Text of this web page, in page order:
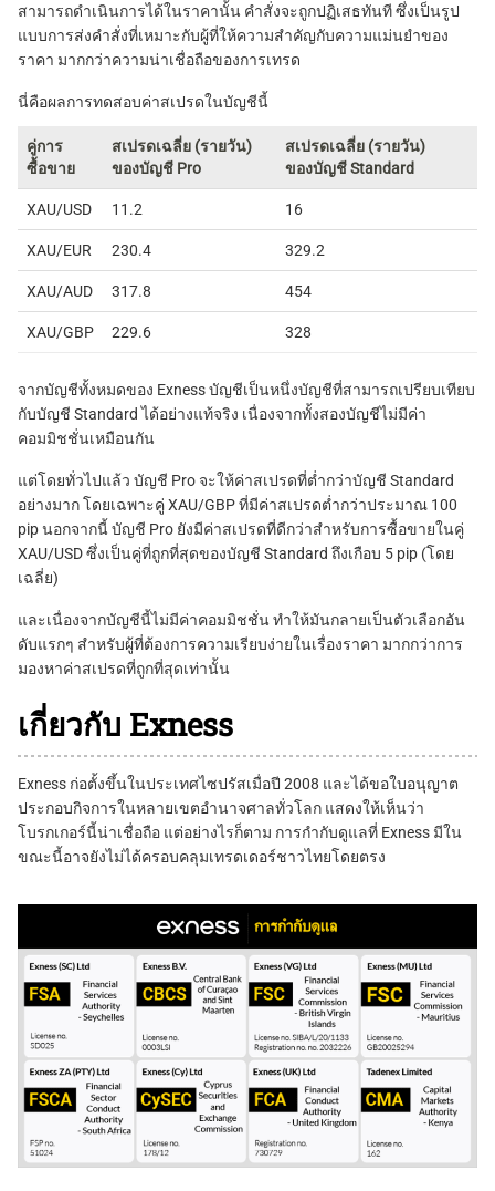
สามารถดำเนินการได้ในราคานั้น คำสั่งจะถูกปฏิเสธทันที ซึ่งเป็นรูป
แบบการส่งคำสั่งที่เหมาะกับผู้ที่ให้ความสำคัญกับความแม่นยำของ
ราคา มากกว่าความน่าเชื่อถือของการเทรด
นี่คือผลการทดสอบค่าสเปรดในบัญชีนี้
คู่การ
ซื้อขาย
สเปรดเฉลี่ย (รายวัน)
ของบัญชี Pro
สเปรดเฉลี่ย (รายวัน)
ของบัญชี Standard
XAU/USD 11.2 16
XAU/EUR 230.4 329.2
XAU/AUD 317.8 454
XAU/GBP 229.6 328
จากบัญชีทั้งหมดของ Exness บัญชีเป็นหนึ่งบัญชีที่สามารถเปรียบเทียบ
กับบัญชี Standard ได้อย่างแท้จริง เนื่องจากทั้งสองบัญชีไม่มีค่า
คอมมิชชั่นเหมือนกัน
แต่โดยทั่วไปแล้ว บัญชี Pro จะให้ค่าสเปรดที่ต่ำกว่าบัญชี Standard
อย่างมาก โดยเฉพาะคู่ XAU/GBP ที่มีค่าสเปรดต่ำกว่าประมาณ 100
pip นอกจากนี้ บัญชี Pro ยังมีค่าสเปรดที่ดีกว่าสำหรับการซื้อขายในคู่
XAU/USD ซึ่งเป็นคู่ที่ถูกที่สุดของบัญชี Standard ถึงเกือบ 5 pip (โดย
เฉลี่ย)
และเนื่องจากบัญชีนี้ไม่มีค่าคอมมิชชั่น ทำให้มันกลายเป็นตัวเลือกอัน
ดับแรกๆ สำหรับผู้ที่ต้องการความเรียบง่ายในเรื่องราคา มากกว่าการ
มองหาค่าสเปรดที่ถูกที่สุดเท่านั้น
เกี่ยวกับ Exness
Exness ก่อตั้งขึ้นในประเทศไซปรัสเมื่อปี 2008 และได้ขอใบอนุญาต
ประกอบกิจการในหลายเขตอำนาจศาลทั่วโลก แสดงให้เห็นว่า
โบรกเกอร์นี้น่าเชื่อถือ แต่อย่างไรก็ตาม การกำกับดูแลที่ Exness มีใน
ขณะนี้อาจยังไม่ได้ครอบคลุมเทรดเดอร์ชาวไทยโดยตรง